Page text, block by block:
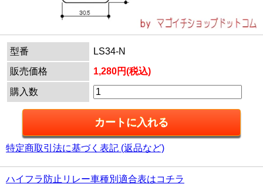
型番
LS34-N
販売価格
1,280円(税込)
購入数
特定商取引法に基づく表記 (返品など)
ハイフラ防止リレー車種別適合表はコチラ